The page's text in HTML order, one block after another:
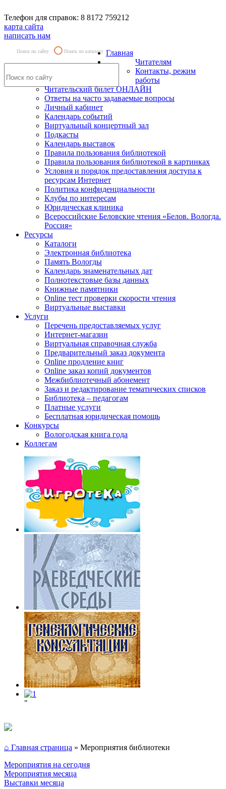
Телефон для справок: 8 8172 759212
карта сайта
написать нам
Поиск по сайту Поиск по каталогу Главная
Читателям
Контакты, режим
работы
Читательский билет ОНЛАЙН
Ответы на часто задаваемые вопросы
Личный кабинет
Календарь событий
Виртуальный концертный зал
Подкасты
Календарь выставок
Правила пользования библиотекой
Правила пользования библиотекой в картинках
Условия и порядок предоставления доступа к
ресурсам Интернет
Политика конфиденциальности
Клубы по интересам
Юридическая клиника
Всероссийские Беловские чтения «Белов. Вологда.
Россия»
Ресурсы
Каталоги
Электронная библиотека
Память Вологды
Календарь знаменательных дат
Полнотекстовые базы данных
Книжные памятники
Online тест проверки скорости чтения
Виртуальные выставки
Услуги
Перечень предоставляемых услуг
Интернет-магазин
Виртуальная справочная служба
Предварительный заказ документа
Online продление книг
Online заказ копий документов
Межбиблиотечный абонемент
Заказ и редактирование тематических списков
Библиотека – педагогам
Платные услуги
Бесплатная юридическая помощь
Конкурсы
Вологодская книга года
Коллегам
"
⌂ Главная страница » Мероприятия библиотеки
Мероприятия на сегодня
Мероприятия месяца
Выставки месяца